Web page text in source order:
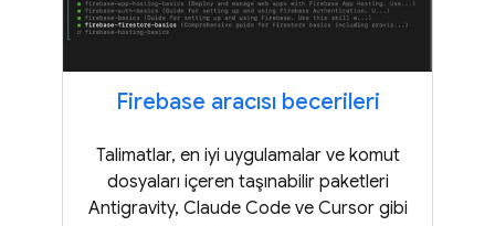
Firebase aracısı becerileri
Talimatlar, en iyi uygulamalar ve komut
dosyaları içeren taşınabilir paketleri
Antigravity, Claude Code ve Cursor gibi